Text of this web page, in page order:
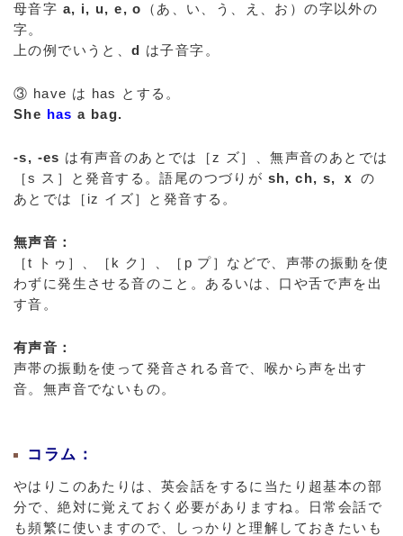
母音字 a, i, u, e, o
（あ、い、う、え、お）の字以外の
字。
上の例でいうと、d は子音字。
③ have は has とする。
She has a bag.
-s, -es は有声音のあとでは［z ズ］、無声音のあとでは
［s ス］と発音する。語尾のつづりが sh, ch, s, ｘ
の
あとでは［iz イズ］と発音する。
無声音：
［t トゥ］、［k ク］、［p プ］などで、声帯の振動を使
わずに発生させる音のこと。あるいは、口や舌で声を出
す音。
有声音：
声帯の振動を使って発音される音で、喉から声を出す
音。無声音でないもの。
コラム：
やはりこのあたりは、英会話をするに当たり超基本の部
分で、絶対に覚えておく必要がありますね。日常会話で
も頻繁に使いますので、しっかりと理解しておきたいも